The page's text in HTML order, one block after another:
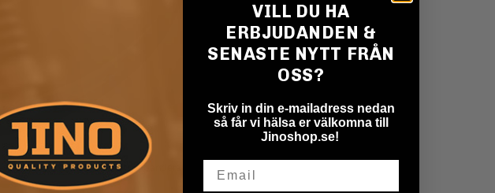
Klicka för att expandera
VILL DU HA
ERBJUDANDEN &
SENASTE NYTT FRÅN
OSS?
Skriv in din e-mailadress nedan
så får vi hälsa er välkomna till
Jinoshop.se!